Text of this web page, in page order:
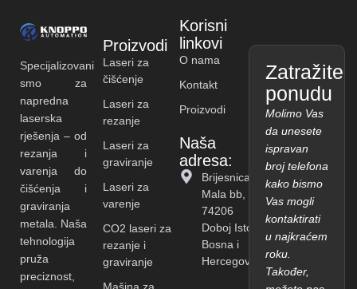
Specijalizovani
smo za
napredna
laserska
rješenja – od
rezanja i
varenja do
čišćenja i
graviranja
metala. Naša
tehnologija
pruža
preciznost,
Proizvodi
Laseri za
čišćenje
Laseri za
rezanje
Laseri za
graviranje
Laseri za
varenje
CO2 laseri za
rezanje i
graviranje
Korisni
linkovi
O nama
Kontakt
Proizvodi
Naša
adresa:
Brijesnica
Mala bb,
74206
Doboj Istok,
Bosna i
Hercegovina
Zatražite
ponudu
Molimo Vas
da unesete
ispravan
broj telefona
kako bismo
Vas mogli
kontaktirati
u najkraćem
roku.
Također,